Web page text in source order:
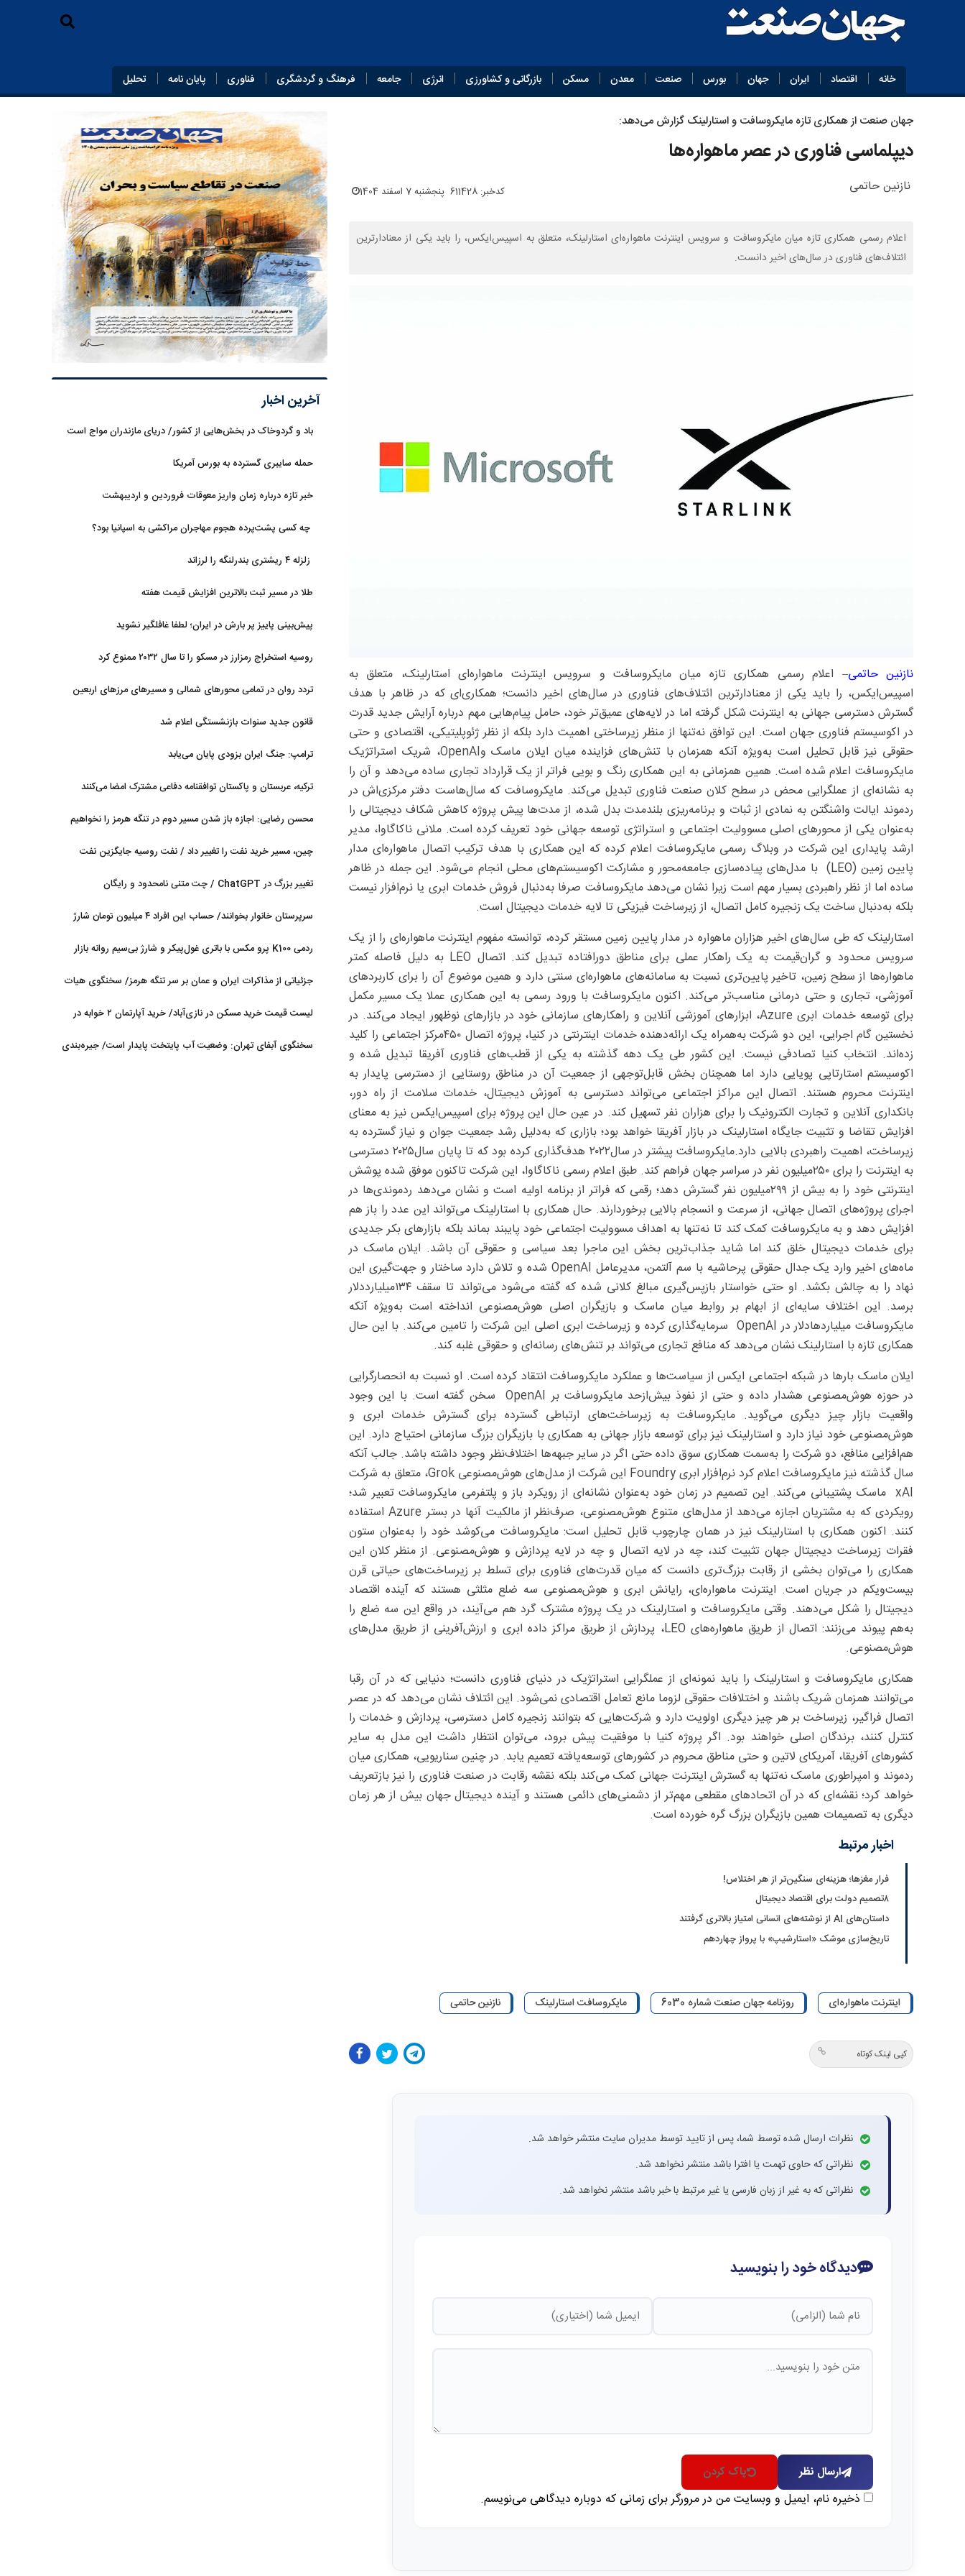
خانه اقتصاد ایران جهان بورس صنعت معدن مسکن بازرگانی و کشاورزی انرژی جامعه فرهنگ و گردشگری فناوری پایان‌ نامه تحلیل
جهان‌ صنعت از همکاری تازه مایکروسافت و استارلینک گزارش می‌دهد:
دیپلماسی فناوری در عصر ماهواره‌ها
نازنین حاتمی کدخبر: 611428 پنجشنبه 7 اسفند 1404
اعلام رسمی همکاری تازه میان مایکروسافت و سرویس اینترنت ماهواره‌ای استارلینک، متعلق به اسپیس‌ایکس، را باید یکی از معنادارترین
ائتلاف‌های فناوری در سال‌های اخیر دانست.
نازنین حاتمی– اعلام رسمی همکاری تازه میان مایکروسافت و سرویس اینترنت ماهواره‌ای استارلینک، متعلق به
اسپیس‌ایکس، را باید یکی از معنادارترین ائتلاف‌های فناوری در سال‌های اخیر دانست؛ همکاری‌ای که در ظاهر با هدف
گسترش دسترسی جهانی به اینترنت شکل گرفته اما در لایه‌های عمیق‌تر خود، حامل پیام‌هایی مهم درباره آرایش جدید قدرت
در اکوسیستم فناوری جهان است. این توافق نه‌تنها از منظر زیرساختی اهمیت دارد بلکه از نظر ژئوپلیتیکی، اقتصادی و حتی
حقوقی نیز قابل تحلیل است به‌ویژه آنکه همزمان با تنش‌های فزاینده میان ایلان ماسک وOpenAI، شریک استراتژیک
مایکروسافت اعلام شده است. همین همزمانی به این همکاری رنگ و بویی فراتر از یک قرارداد تجاری ساده می‌دهد و آن را
به نشانه‌ای از عملگرایی محض در سطح کلان صنعت فناوری تبدیل می‌کند. مایکروسافت که سال‌هاست دفتر مرکزی‌اش در
ردموند ایالت واشنگتن به نمادی از ثبات و برنامه‌ریزی بلندمدت بدل شده، از مدت‌ها پیش پروژه کاهش شکاف دیجیتالی را
به‌عنوان یکی از محورهای اصلی مسوولیت اجتماعی و استراتژی توسعه جهانی خود تعریف کرده است. ملانی ناکاگاوا، مدیر
ارشد پایداری این شرکت در وبلاگ رسمی مایکروسافت اعلام کرده که این همکاری با هدف ترکیب اتصال ماهواره‌ای مدار
پایین زمین (LEO) با مدل‌های پیاده‌سازی جامعه‌محور و مشارکت اکوسیستم‌های محلی انجام می‌شود. این جمله در ظاهر
ساده اما از نظر راهبردی بسیار مهم است زیرا نشان می‌دهد مایکروسافت صرفا به‌دنبال فروش خدمات ابری یا نرم‌افزار نیست
بلکه به‌دنبال ساخت یک زنجیره کامل اتصال، از زیرساخت فیزیکی تا لایه خدمات دیجیتال است.
استارلینک که طی سال‌های اخیر ‌هزاران ماهواره در مدار پایین زمین مستقر کرده، توانسته مفهوم اینترنت ماهواره‌ای را از یک
سرویس محدود و گران‌قیمت به یک راهکار عملی برای مناطق دورافتاده تبدیل کند. اتصال LEO به دلیل فاصله کمتر
ماهواره‌ها از سطح زمین، تاخیر پایین‌تری نسبت به سامانه‌های ماهواره‌ای سنتی دارد و همین موضوع آن را برای کاربردهای
آموزشی، تجاری و حتی درمانی مناسب‌تر می‌کند. اکنون مایکروسافت با ورود رسمی به این همکاری عملا یک مسیر مکمل
برای توسعه خدمات ابری Azure، ابزارهای آموزشی آنلاین و راهکارهای سازمانی خود در بازارهای نوظهور ایجاد می‌کند. در
نخستین گام اجرایی، این دو شرکت به‌همراه یک ارائه‌دهنده خدمات اینترنتی در کنیا، پروژه اتصال ۴۵۰‌مرکز اجتماعی را کلید
زده‌اند. انتخاب کنیا تصادفی نیست. این کشور طی یک دهه گذشته به یکی از قطب‌های فناوری آفریقا تبدیل شده و
اکوسیستم استارتاپی پویایی دارد اما همچنان بخش قابل‌توجهی از جمعیت آن در مناطق روستایی از دسترسی پایدار به
اینترنت محروم هستند. اتصال این مراکز اجتماعی می‌تواند دسترسی به آموزش دیجیتال، خدمات سلامت از راه دور،
بانکداری آنلاین و تجارت الکترونیک را برای‌ هزاران نفر تسهیل کند. در عین حال این پروژه برای اسپیس‌ایکس نیز به معنای
افزایش تقاضا و تثبیت جایگاه استارلینک در بازار آفریقا خواهد بود؛ بازاری که به‌دلیل رشد جمعیت جوان و نیاز گسترده به
زیرساخت، اهمیت راهبردی بالایی دارد.مایکروسافت پیشتر در سال‌۲۰۲۲ هدف‌گذاری کرده بود که تا پایان سال‌۲۰۲۵ دسترسی
به اینترنت را برای ۲۵۰‌میلیون نفر در سراسر جهان فراهم کند. طبق اعلام رسمی ناکاگاوا، این شرکت تاکنون موفق شده پوشش
اینترنتی خود را به بیش از ۲۹۹‌میلیون نفر گسترش دهد؛ رقمی که فراتر از برنامه اولیه است و نشان می‌دهد ردموندی‌ها در
اجرای پروژه‌های اتصال جهانی، از سرعت و انسجام بالایی برخوردارند. حال همکاری با استارلینک می‌تواند این عدد را باز هم
افزایش دهد و به مایکروسافت کمک کند تا نه‌تنها به اهداف مسوولیت اجتماعی خود پایبند بماند بلکه بازارهای بکر جدیدی
برای خدمات دیجیتال خلق کند اما شاید جذاب‌ترین بخش این ماجرا بعد سیاسی و حقوقی آن باشد. ایلان ماسک در
ماه‌های اخیر وارد یک جدال حقوقی پرحاشیه با سم آلتمن، مدیرعامل OpenAI شده و تلاش دارد ساختار و جهت‌گیری این
نهاد را به چالش بکشد. او حتی خواستار بازپس‌گیری مبالغ کلانی شده که گفته می‌شود می‌تواند تا سقف ۱۳۴‌میلیارددلار
برسد. این اختلاف سایه‌ای از ابهام بر روابط میان ماسک و بازیگران اصلی هوش‌مصنوعی انداخته است به‌ویژه آنکه
مایکروسافت میلیاردها‌دلار در OpenAI سرمایه‌گذاری کرده و زیرساخت ابری اصلی این شرکت را تامین می‌کند. با این حال
همکاری تازه با استارلینک نشان می‌دهد که منافع تجاری می‌تواند بر تنش‌های رسانه‌ای و حقوقی غلبه کند.
ایلان ماسک بارها در شبکه اجتماعی ایکس از سیاست‌ها و عملکرد مایکروسافت انتقاد کرده است. او نسبت به انحصارگرایی
در حوزه هوش‌مصنوعی هشدار داده و حتی از نفوذ بیش‌ازحد مایکروسافت بر OpenAI سخن گفته است. با این وجود
واقعیت بازار چیز دیگری می‌گوید. مایکروسافت به زیرساخت‌های ارتباطی گسترده برای گسترش خدمات ابری و
هوش‌مصنوعی خود نیاز دارد و استارلینک نیز برای توسعه بازار جهانی به همکاری با بازیگران بزرگ سازمانی احتیاج دارد. این
هم‌افزایی منافع، دو شرکت را به‌سمت همکاری سوق داده حتی اگر در سایر جبهه‌ها اختلاف‌نظر وجود داشته باشد. جالب آنکه
سال گذشته نیز مایکروسافت اعلام کرد نرم‌افزار ابری Foundry این شرکت از مدل‌های هوش‌مصنوعی Grok، متعلق به شرکت
xAI ماسک پشتیبانی می‌کند. این تصمیم در زمان خود به‌عنوان نشانه‌ای از رویکرد باز و پلتفرمی مایکروسافت تعبیر شد؛
رویکردی که به مشتریان اجازه می‌دهد از مدل‌های متنوع هوش‌مصنوعی، صرف‌نظر از مالکیت آنها در بستر Azure استفاده
کنند. اکنون همکاری با استارلینک نیز در همان چارچوب قابل تحلیل است: مایکروسافت می‌کوشد خود را به‌عنوان ستون
فقرات زیرساخت دیجیتال جهان تثبیت کند، چه در لایه اتصال و چه در لایه پردازش و هوش‌مصنوعی. از منظر کلان این
همکاری را می‌توان بخشی از رقابت بزرگ‌تری دانست که میان قدرت‌های فناوری برای تسلط بر زیرساخت‌های حیاتی قرن
بیست‌ویکم در جریان است. اینترنت ماهواره‌ای، رایانش ابری و هوش‌مصنوعی سه ضلع مثلثی هستند که آینده اقتصاد
دیجیتال را شکل می‌دهند. وقتی مایکروسافت و استارلینک در یک پروژه مشترک گرد هم می‌آیند، در واقع این سه ضلع را
به‌هم پیوند می‌زنند: اتصال از طریق ماهواره‌های LEO، پردازش از طریق مراکز داده ابری و ارزش‌آفرینی از طریق مدل‌های
هوش‌مصنوعی.
همکاری مایکروسافت و استارلینک را باید نمونه‌ای از عملگرایی استراتژیک در دنیای فناوری دانست؛ دنیایی که در آن رقبا
می‌توانند همزمان شریک باشند و اختلافات حقوقی لزوما مانع تعامل اقتصادی نمی‌شود. این ائتلاف نشان می‌دهد که در عصر
اتصال فراگیر، زیرساخت بر هر چیز دیگری اولویت دارد و شرکت‌هایی که بتوانند زنجیره کامل دسترسی، پردازش و خدمات را
کنترل کنند، برندگان اصلی خواهند بود. اگر پروژه کنیا با موفقیت پیش برود، می‌توان انتظار داشت این مدل به سایر
کشورهای آفریقا، آمریکای لاتین و حتی مناطق محروم در کشورهای توسعه‌یافته تعمیم یابد. در چنین سناریویی، همکاری میان
ردموند و امپراطوری ماسک نه‌تنها به گسترش اینترنت جهانی کمک می‌کند بلکه نقشه رقابت در صنعت فناوری را نیز بازتعریف
خواهد کرد؛ نقشه‌ای که در آن اتحادهای مقطعی مهم‌تر از دشمنی‌های دائمی هستند و آینده دیجیتال جهان بیش از هر زمان
دیگری به تصمیمات همین بازیگران بزرگ گره خورده است.
اخبار مرتبط
فرار مغزها؛ هزینه‌ای سنگین‌تر از هر اختلاس!
۸تصمیم دولت برای اقتصاد دیجیتال
داستان‌های AI از نوشته‌های انسانی امتیاز بالاتری گرفتند
تاریخ‌سازی موشک «استارشیپ» با پرواز چهاردهم
اینترنت ماهواره‌ای روزنامه جهان صنعت شماره 6030 مایکروسافت استارلینک نازنین حاتمی
کپی لینک کوتاه
نظرات ارسال شده توسط شما، پس از تایید توسط مدیران سایت منتشر خواهد شد.
نظراتی که حاوی تهمت یا افترا باشد منتشر نخواهد شد.
نظراتی که به غیر از زبان فارسی یا غیر مرتبط با خبر باشد منتشر نخواهد شد.
دیدگاه خود را بنویسید
ارسال نظر پاک کردن
ذخیره نام، ایمیل و وبسایت من در مرورگر برای زمانی که دوباره دیدگاهی می‌نویسم.
آخرین اخبار
باد و گردوخاک در بخش‌هایی از کشور/ دریای مازندران مواج است
حمله سایبری گسترده به بورس آمریکا
خبر تازه درباره زمان واریز معوقات فروردین و اردیبهشت
چه کسی پشت‌پرده هجوم مهاجران مراکشی به اسپانیا بود؟
زلزله ۴ ریشتری بندرلنگه را لرزاند
طلا در مسیر ثبت بالاترین افزایش قیمت هفته
پیش‌بینی پاییز پر بارش در ایران؛ لطفا غافلگیر نشوید
روسیه استخراج رمزارز در مسکو را تا سال ۲۰۳۲ ممنوع کرد
تردد روان در تمامی محورهای شمالی و مسیرهای مرزهای اربعین
قانون جدید سنوات بازنشستگی اعلام شد
ترامپ: جنگ ایران بزودی پایان می‌یابد
ترکیه، عربستان و پاکستان توافقنامه دفاعی مشترک امضا می‌کنند
محسن رضایی: اجازه باز شدن مسیر دوم در تنگه هرمز را نخواهیم
چین، مسیر خرید نفت را تغییر داد / نفت روسیه جایگزین نفت
تغییر بزرگ در ChatGPT / چت متنی نامحدود و رایگان
سرپرستان خانوار بخوانند/ حساب این افراد ۴ میلیون تومان شارژ
ردمی K100 پرو مکس با باتری غول‌پیکر و شارژ بی‌سیم روانه بازار
جزئیاتی از مذاکرات ایران و عمان بر سر تنگه هرمز/ سخنگوی هیات
لیست قیمت خرید مسکن در نازی‌آباد/ خرید آپارتمان ۲ خوابه در
سخنگوی آبفای تهران: وضعیت آب پایتخت پایدار است/ جیره‌بندی